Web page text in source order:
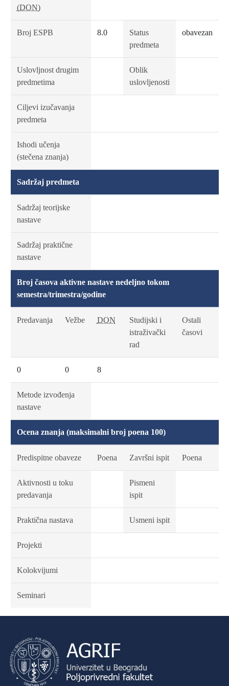
(DON)
Broj ESPB 8.0
Status
predmeta
obavezan
Uslovljnost drugim
predmetima
Oblik
uslovljenosti
Ciljevi izučavanja
predmeta
Ishodi učenja
(stečena znanja)
Sadržaj predmeta
Sadržaj teorijske
nastave
Sadržaj praktične
nastave
Broj časova aktivne nastave nedeljno tokom
semestra/trimestra/godine
Predavanja Vežbe DON
Studijski i
istraživački
rad
Ostali
časovi
0 0 8
Metode izvođenja
nastave
Ocena znanja (maksimalni broj poena 100)
Predispitne obaveze Poena Završni ispit Poena
Aktivnosti u toku
predavanja
Pismeni
ispit
Praktična nastava Usmeni ispit
Projekti
Kolokvijumi
Seminari